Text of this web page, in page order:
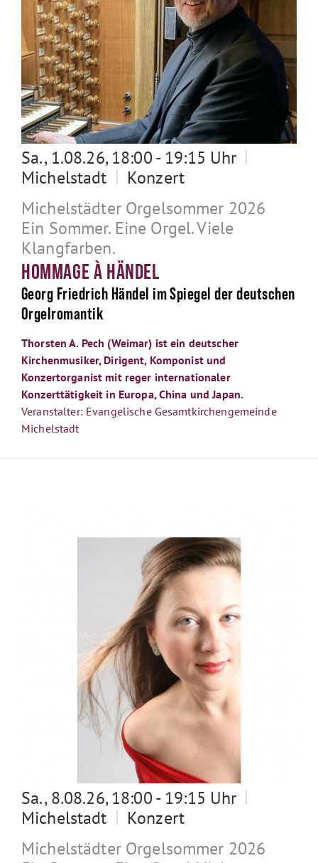
Sa., 1.08.26, 18:00 - 19:15 Uhr |
Michelstadt | Konzert
Michelstädter Orgelsommer 2026
Ein Sommer. Eine Orgel. Viele
Klangfarben.
HOMMAGE À HÄNDEL
Georg Friedrich Händel im Spiegel der deutschen
Orgelromantik
Thorsten A. Pech (Weimar) ist ein deutscher
Kirchenmusiker, Dirigent, Komponist und
Konzertorganist mit reger internationaler
Konzerttätigkeit in Europa, China und Japan.
Veranstalter: Evangelische Gesamtkirchengemeinde
Michelstadt
Sa., 8.08.26, 18:00 - 19:15 Uhr |
Michelstadt | Konzert
Michelstädter Orgelsommer 2026